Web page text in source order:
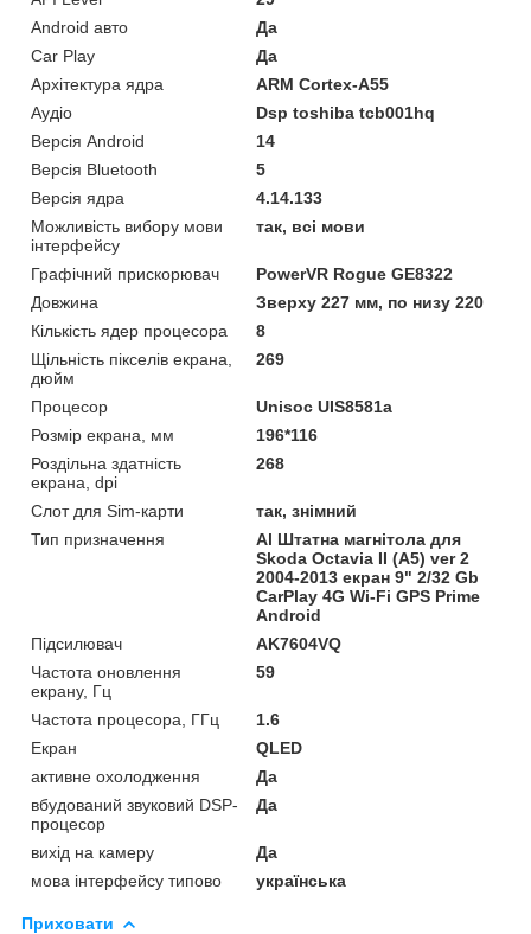
Android авто
Да
Car Play
Да
Архітектура ядра
ARM Cortex-A55
Аудіо
Dsp toshiba tcb001hq
Версія Android
14
Версія Bluetooth
5
Версія ядра
4.14.133
Можливість вибору мови
інтерфейсу
так, всі мови
Графічний прискорювач
PowerVR Rogue GE8322
Довжина
Зверху 227 мм, по низу 220
Кількість ядер процесора
8
Щільність пікселів екрана,
дюйм
269
Процесор
Unisoc UIS8581a
Розмір екрана, мм
196*116
Роздільна здатність
екрана, dpi
268
Слот для Sim-карти
так, знімний
Тип призначення
Al Штатна магнітола для
Skoda Octavia II (A5) ver 2
2004-2013 екран 9" 2/32 Gb
CarPlay 4G Wi-Fi GPS Prime
Android
Підсилювач
AK7604VQ
Частота оновлення
екрану, Гц
59
Частота процесора, ГГц
1.6
Екран
QLED
активне охолодження
Да
вбудований звуковий DSP-
процесор
Да
вихід на камеру
Да
мова інтерфейсу типово
українська
Приховати